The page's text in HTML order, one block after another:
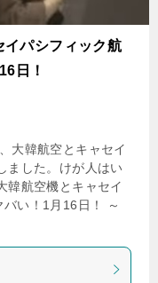
イパシフィック航
日！
大韓航空とキャセイ
ました。けが人はい
韓航空機とキャセイ
い！1月16日！ ～